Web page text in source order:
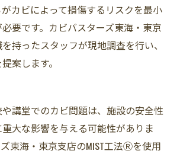
カビによって損傷するリスクを最小
要です。カビバスターズ東海・東京
持ったスタッフが現地調査を行い、
案します。
講堂でのカビ問題は、施設の安全性
大な影響を与える可能性がありま
東海・東京支店のMIST工法Ⓡを使用